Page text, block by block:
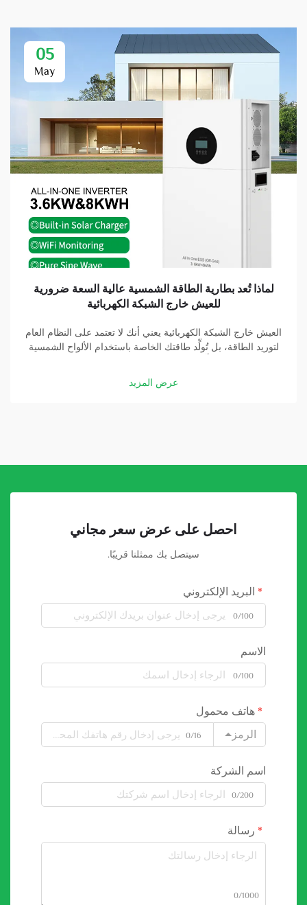
05
May
لماذا تُعد بطارية الطاقة الشمسية عالية السعة ضرورية
للعيش خارج الشبكة الكهربائية
العيش خارج الشبكة الكهربائية يعني أنك لا تعتمد على النظام العام
لتوريد الطاقة، بل تُولِّد طاقتك الخاصة باستخدام الألواح الشمسية
أساسيًّا في هذه المنظومة. وبفضل بطارية جيدة، يمكنك تخزين
الطاقة التي تولِّدها الألواح الشمسية...
عرض المزيد
احصل على عرض سعر مجاني
سيتصل بك ممثلنا قريبًا.
البريد الإلكتروني
0/100
الاسم
0/100
هاتف محمول
الرمز
0/16
اسم الشركة
0/200
رسالة
0/1000